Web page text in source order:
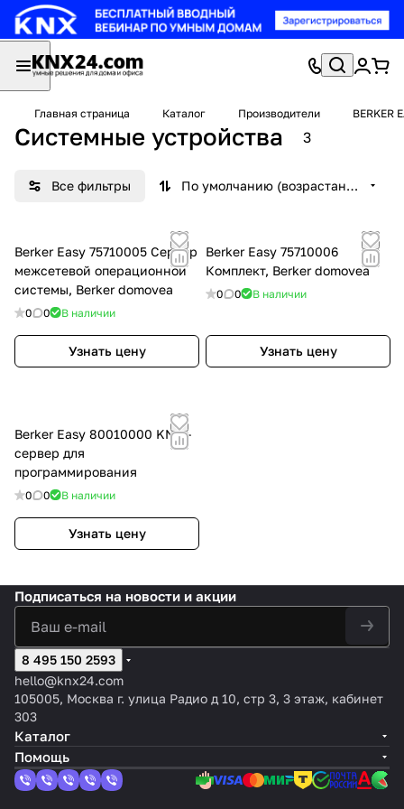
Главная страница Каталог Производители BERKER
Системные устройства 3
Все фильтры По умолчанию (возрастание)
Berker Easy 75710005 Сервер
межсетевой операционной
системы, Berker domovea
0 0 В наличии
Узнать цену
Berker Easy 75710006
Комплект, Berker domovea
0 0 В наличии
Узнать цену
Berker Easy 80010000 KNX -
сервер для
программирования
0 0 В наличии
Узнать цену
Подписаться на новости и акции
8 495 150 2593
hello@knx24.com
105005, Москва г. улица Радио д 10, стр 3, 3 этаж, кабинет
303
Каталог
Помощь